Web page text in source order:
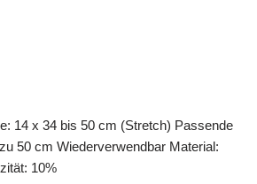
14 x 34 bis 50 cm (Stretch) Passende
50 cm Wiederverwendbar Material:
10%